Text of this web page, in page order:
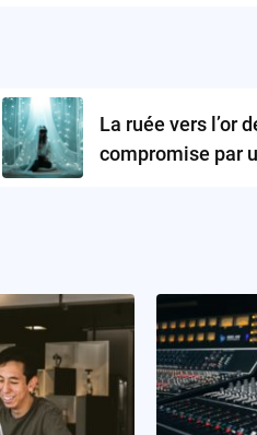
La ruée vers l’or
compromise par